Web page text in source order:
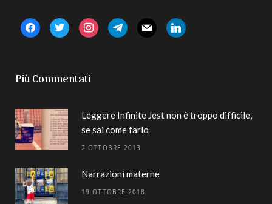
facebooktwitter instagramtelegrammail linkedin
Più Commentati
Leggere Infinite Jest non è troppo difficile,
se sai come farlo
2 OTTOBRE 2013
Narrazioni materne
19 OTTOBRE 2018